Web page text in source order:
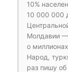
10%
10 000 000
Молдавии —
о
Народ,
раз пишу